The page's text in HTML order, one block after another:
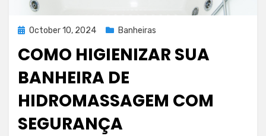
Posted
October 10, 2024 Banheiras
COMO HIGIENIZAR SUA
BANHEIRA DE
HIDROMASSAGEM COM
SEGURANÇA